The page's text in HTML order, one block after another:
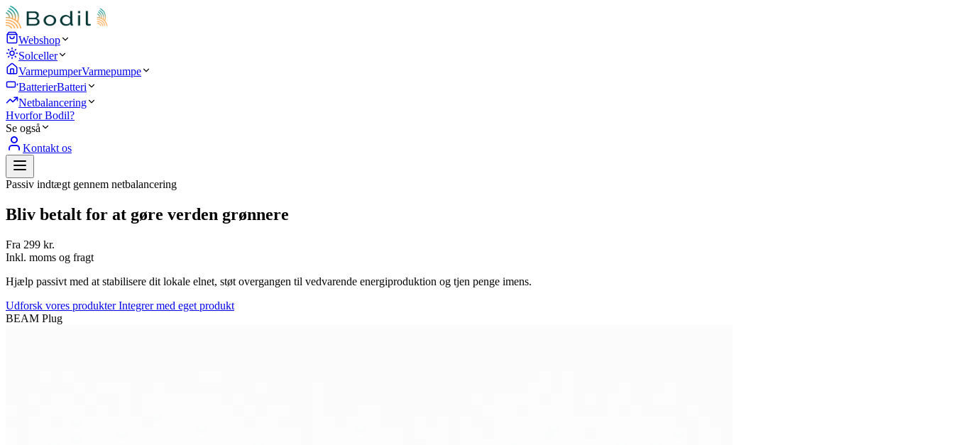
Webshop
Solceller
VarmepumperVarmepumpe
BatterierBatteri
Netbalancering
Hvorfor Bodil?
Se også
Kontakt os
Passiv indtægt gennem netbalancering
Bliv betalt for at gøre verden grønnere
Fra 299 kr.
Inkl. moms og fragt
Hjælp passivt med at stabilisere dit lokale elnet, støt overgangen til vedvarende energiproduktion og tjen penge imens.
Udforsk vores produkterIntegrer med eget produkt
BEAM Plug